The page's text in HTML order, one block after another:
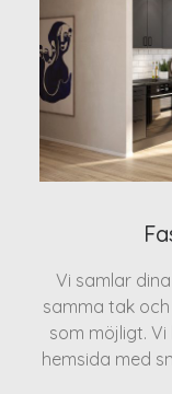
Vi samlar
samma tak
som möjligt.
hemsida med